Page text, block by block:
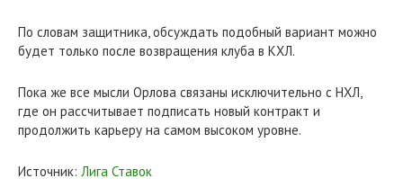
По словам защитника, обсуждать подобный вариант можно
будет только после возвращения клуба в КХЛ.
Пока же все мысли Орлова связаны исключительно с НХЛ,
где он рассчитывает подписать новый контракт и
продолжить карьеру на самом высоком уровне.
Источник: Лига Ставок